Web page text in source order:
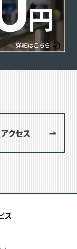
アクセス
ス